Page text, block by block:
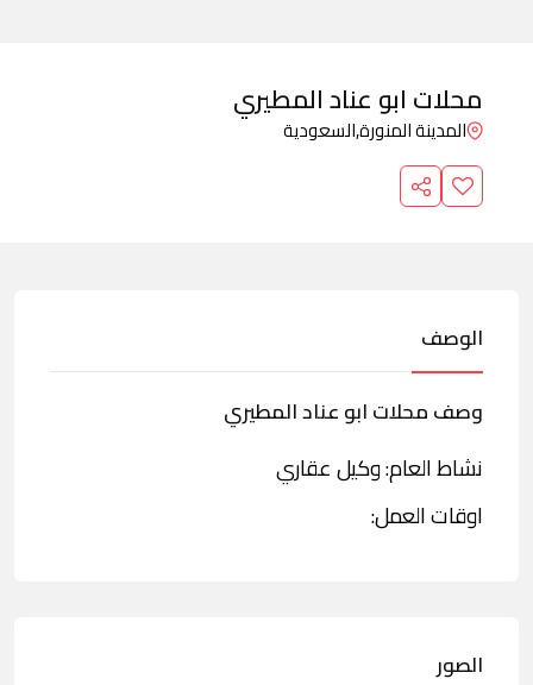
محلات ابو عناد المطيري
المدينة المنورة,السعودية
الوصف
وصف محلات ابو عناد المطيري
نشاط العام: وكيل عقاري
اوقات العمل:
الصور